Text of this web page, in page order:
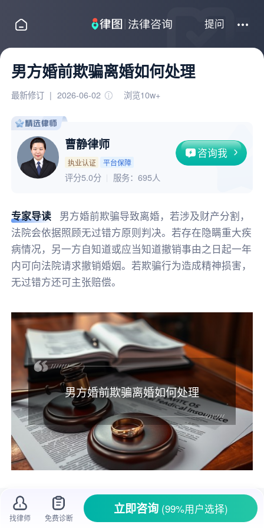
提问
男方婚前欺骗离婚如何处理
最新修订 | 2026-06-02 浏览10w+
曹静律师
执业认证 平台保障
咨询我
评分5.0分 服务： 695人
专家导读
男方婚前欺骗导致离婚，若涉及财产分割，
法院会依据照顾无过错方原则判决。若存在隐瞒重大疾
病情况，另一方自知道或应当知道撤销事由之日起一年
内可向法院请求撤销婚姻。若欺骗行为造成精神损害，
无过错方还可主张赔偿。
男方婚前欺骗离婚如何处理
在婚姻大事上，双方的坦诚相待是感情稳定
的基石。可要是男方在婚前隐瞒了自己离过婚的
找律师 免费诊断
立即咨询 (99%用户选择)